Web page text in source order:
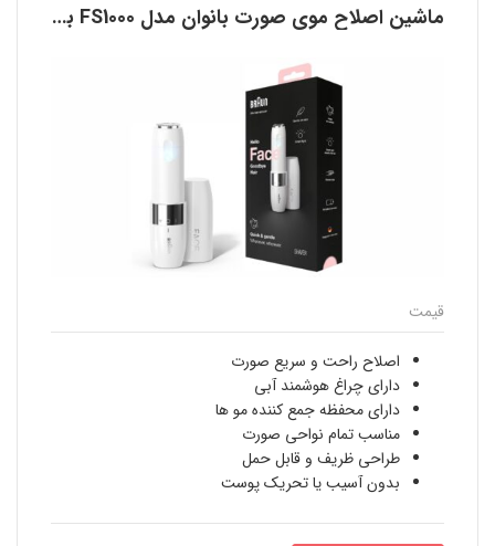
ماشین اصلاح موی صورت بانوان مدل FS1000 براون BRAUN
قیمت
اصلاح راحت و سریع صورت
دارای چراغ هوشمند آبی
دارای محفظه جمع کننده مو ها
مناسب تمام نواحی صورت
طراحی ظریف و قابل حمل
بدون آسیب یا تحریک پوست